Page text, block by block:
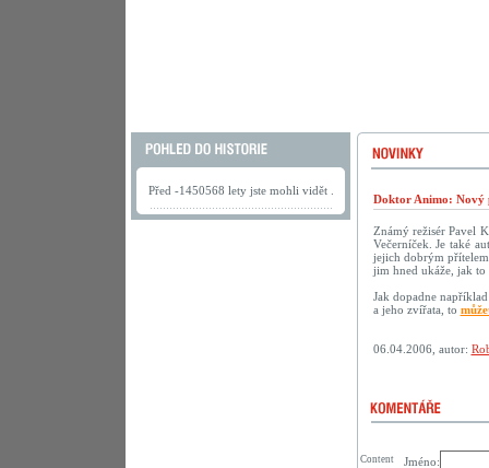
Před -1450568 lety jste mohli vidět .
Doktor Animo: Nový
Známý režisér Pavel
Večerníček. Je také
jejich dobrým
jim hned ukáže, jak to
Jak dopadne
a jeho zvířata, to
06.04.2006, autor:
Jméno:
Content